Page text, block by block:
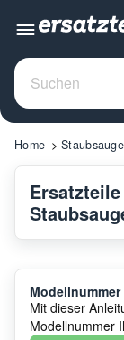
Home
Mit dieser
Modellnummer